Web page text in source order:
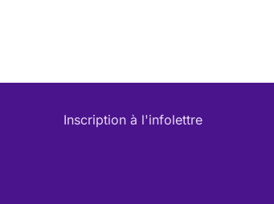
Inscription à l'infolettre